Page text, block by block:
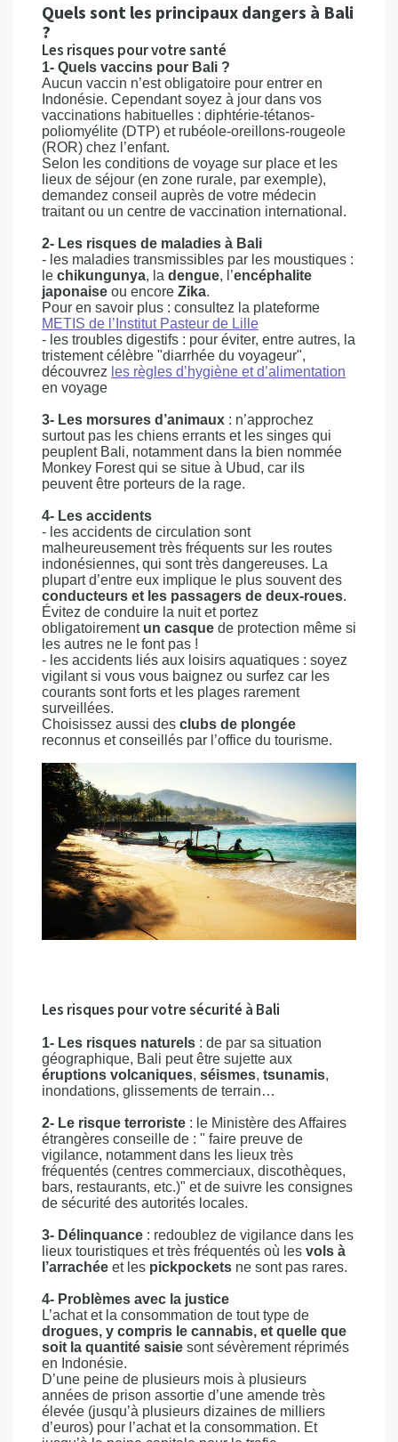
Quels sont les principaux dangers à Bali
?
Les risques pour votre santé
1- Quels vaccins pour Bali ?
Aucun vaccin n’est obligatoire pour entrer en
Indonésie. Cependant soyez à jour dans vos
vaccinations habituelles : diphtérie-tétanos-
poliomyélite (DTP) et rubéole-oreillons-rougeole
(ROR) chez l’enfant.
Selon les conditions de voyage sur place et les
lieux de séjour (en zone rurale, par exemple),
demandez conseil auprès de votre médecin
traitant ou un centre de vaccination international.
2- Les risques de maladies à Bali
- les maladies transmissibles par les moustiques :
le chikungunya, la dengue, l’encéphalite
japonaise ou encore Zika.
Pour en savoir plus : consultez la plateforme
METIS de l’Institut Pasteur de Lille
- les troubles digestifs : pour éviter, entre autres, la
tristement célèbre "diarrhée du voyageur",
découvrez les règles d’hygiène et d’alimentation
en voyage
3- Les morsures d’animaux : n’approchez
surtout pas les chiens errants et les singes qui
peuplent Bali, notamment dans la bien nommée
Monkey Forest qui se situe à Ubud, car ils
peuvent être porteurs de la rage.
4- Les accidents
- les accidents de circulation sont
malheureusement très fréquents sur les routes
indonésiennes, qui sont très dangereuses. La
plupart d’entre eux implique le plus souvent des
conducteurs et les passagers de deux-roues.
Évitez de conduire la nuit et portez
obligatoirement un casque de protection même si
les autres ne le font pas !
- les accidents liés aux loisirs aquatiques : soyez
vigilant si vous vous baignez ou surfez car les
courants sont forts et les plages rarement
surveillées.
Choisissez aussi des clubs de plongée
reconnus et conseillés par l’office du tourisme.
Les risques pour votre sécurité à Bali
1- Les risques naturels : de par sa situation
géographique, Bali peut être sujette aux
éruptions volcaniques, séismes, tsunamis,
inondations, glissements de terrain…
2- Le risque terroriste : le Ministère des Affaires
étrangères conseille de : " faire preuve de
vigilance, notamment dans les lieux très
fréquentés (centres commerciaux, discothèques,
bars, restaurants, etc.)" et de suivre les consignes
de sécurité des autorités locales.
3- Délinquance : redoublez de vigilance dans les
lieux touristiques et très fréquentés où les vols à
l’arrachée et les pickpockets ne sont pas rares.
4- Problèmes avec la justice
L’achat et la consommation de tout type de
drogues, y compris le cannabis, et quelle que
soit la quantité saisie sont sévèrement réprimés
en Indonésie.
D’une peine de plusieurs mois à plusieurs
années de prison assortie d’une amende très
élevée (jusqu’à plusieurs dizaines de milliers
d’euros) pour l’achat et la consommation. Et